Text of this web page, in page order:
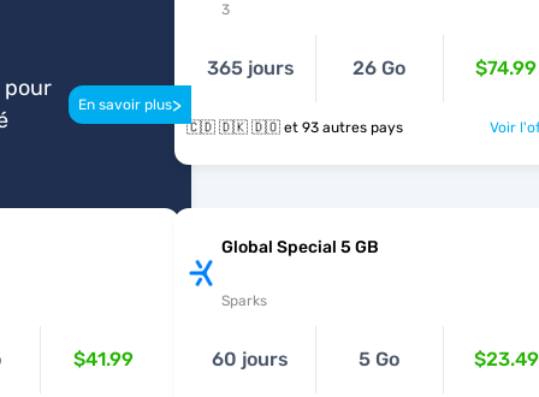
pour
En savoir plus>
3
365 jours 26 Go $74.99
🇨🇩 🇩🇰 🇩🇴 et 93 autres pays Voir
$41.99
Global Special 5 GB
Sparks
60 jours 5 Go $23.49